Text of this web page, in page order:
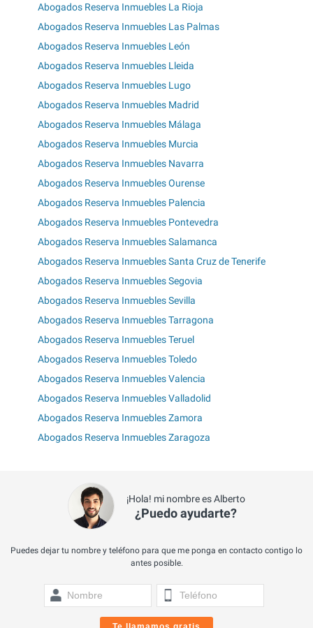
Abogados Reserva Inmuebles La Rioja
Abogados Reserva Inmuebles Las Palmas
Abogados Reserva Inmuebles León
Abogados Reserva Inmuebles Lleida
Abogados Reserva Inmuebles Lugo
Abogados Reserva Inmuebles Madrid
Abogados Reserva Inmuebles Málaga
Abogados Reserva Inmuebles Murcia
Abogados Reserva Inmuebles Navarra
Abogados Reserva Inmuebles Ourense
Abogados Reserva Inmuebles Palencia
Abogados Reserva Inmuebles Pontevedra
Abogados Reserva Inmuebles Salamanca
Abogados Reserva Inmuebles Santa Cruz de Tenerife
Abogados Reserva Inmuebles Segovia
Abogados Reserva Inmuebles Sevilla
Abogados Reserva Inmuebles Tarragona
Abogados Reserva Inmuebles Teruel
Abogados Reserva Inmuebles Toledo
Abogados Reserva Inmuebles Valencia
Abogados Reserva Inmuebles Valladolid
Abogados Reserva Inmuebles Zamora
Abogados Reserva Inmuebles Zaragoza
¡Hola! mi nombre es Alberto
¿Puedo ayudarte?
Puedes dejar tu nombre y teléfono para que me ponga en contacto contigo lo
antes posible.